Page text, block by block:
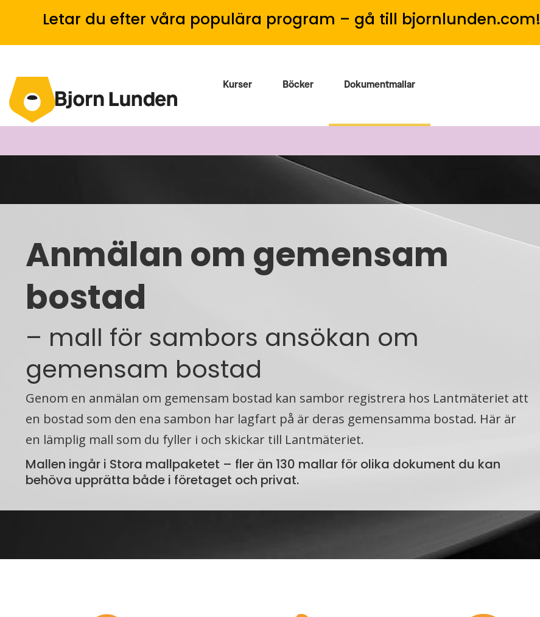
Letar du efter våra populära program – gå till bjornlunden.com!
Kurser Böcker Dokumentmallar
Anmälan om gemensam
bostad
– mall för sambors ansökan om
gemensam bostad
Genom en anmälan om gemensam bostad kan sambor registrera hos Lantmäteriet att
en bostad som den ena sambon har lagfart på är deras gemensamma bostad. Här är
en lämplig mall som du fyller i och skickar till Lantmäteriet.
Mallen ingår i Stora mallpaketet – fler än 130 mallar för olika doku­ment du kan
behöva upp­rätta både i före­taget och privat.